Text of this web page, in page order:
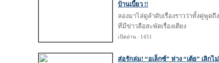
บ้านเบี้ยว !!
ลองมาไล่ดูลำดับเรื่องราวว่าทั้งคู่พูด
ที่มีข่าวลือสะพัดเรื่องเตียง
เปิดอ่าน : 1451
ส่อรักล่ม! “อเล็กซ์” ห่าง “เต้ย” เลิก